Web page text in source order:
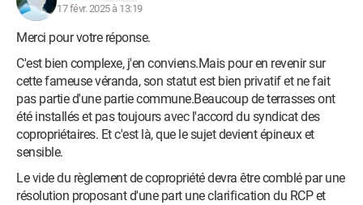
17 févr. 2025 à 13:19
Merci pour votre réponse.
C'est bien complexe, j'en conviens.Mais pour en revenir sur
cette fameuse véranda, son statut est bien privatif et ne fait
pas partie d'une partie commune.Beaucoup de terrasses ont
été installés et pas toujours avec l'accord du syndicat des
copropriétaires. Et c'est là, que le sujet devient épineux et
sensible.
Le vide du règlement de copropriété devra être comblé par une
résolution proposant d'une part une clarification du RCP et